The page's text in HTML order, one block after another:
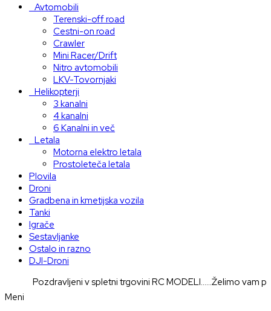
Avtomobili
Terenski-off road
Cestni-on road
Crawler
Mini Racer/Drift
Nitro avtomobili
LKV-Tovornjaki
Helikopterji
3 kanalni
4 kanalni
6 Kanalni in več
Letala
Motorna elektro letala
Prostoleteča letala
Plovila
Droni
Gradbena in kmetijska vozila
Tanki
Igrače
Sestavljanke
Ostalo in razno
DJI-Droni
Pozdravljeni v spletni trgovini RC MODELI......Želimo vam
Meni